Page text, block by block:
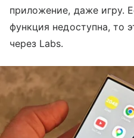
приложение, даже игру.
функция недоступна, то
через Labs.